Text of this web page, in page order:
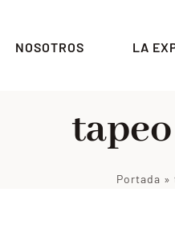
NOSOTROS LA
Portada »